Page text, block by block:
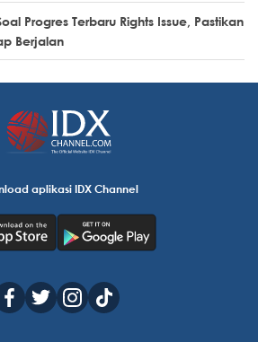
Progres Terbaru Rights Issue, Pastikan
Berjalan
aplikasi IDX Channel